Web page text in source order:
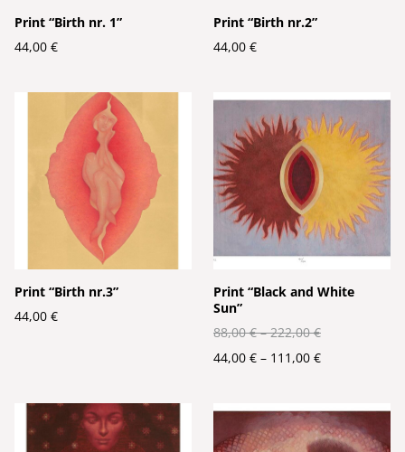
Print “Birth nr. 1”
44,00 €
Print “Birth nr.2”
44,00 €
Print “Birth nr.3”
44,00 €
Print “Black and White
Sun”
88,00 €–222,00 €
44,00 € – 111,00 €